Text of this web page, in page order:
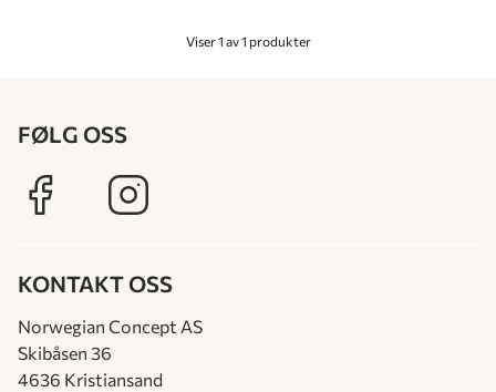
Viser 1 av 1 produkter
FØLG OSS
KONTAKT OSS
Norwegian Concept AS
Skibåsen 36
4636 Kristiansand